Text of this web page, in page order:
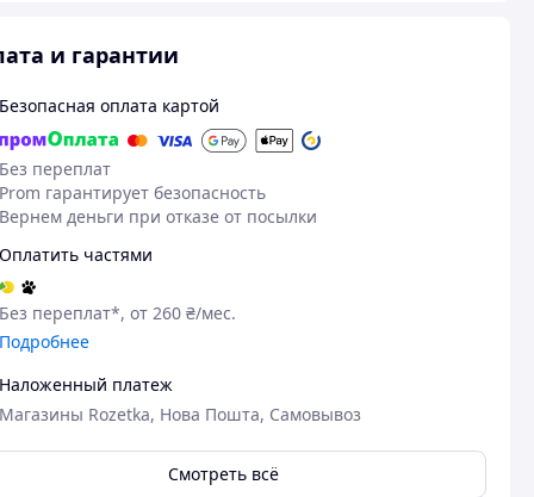
и гарантии
Безопасная оплата картой
Без переплат
Prom гарантирует безопасность
Вернем деньги при отказе от посылки
Оплатить частями
Без переплат*, от 260 ₴/мес.
Подробнее
Наложенный платеж
Магазины Rozetka, Нова Пошта, Самовывоз
Смотреть всё